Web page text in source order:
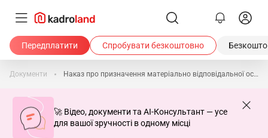
Передплатити Спробувати безкоштовно
Документи Наказ про призначення матеріально відповідальної особи
🚀 Відео, документи та AI-Консультант — усе
для вашої зручності в одному місці